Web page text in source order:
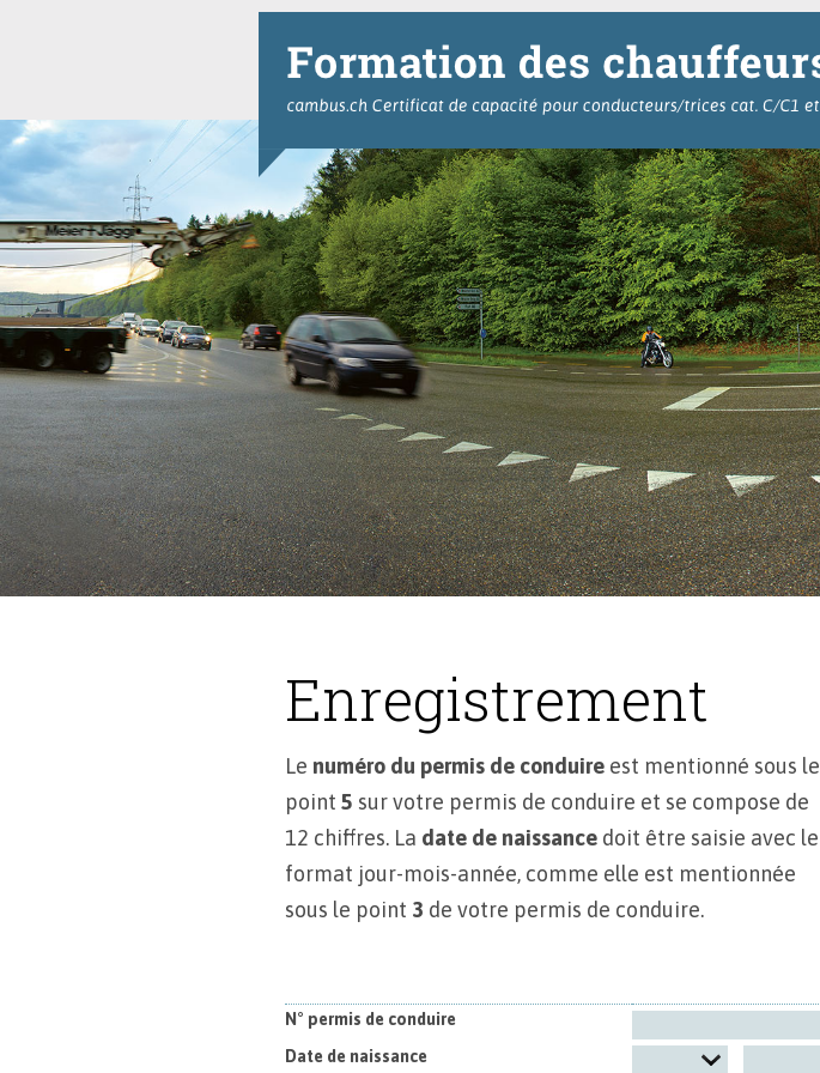
Enregistrement
Le numéro du permis de conduireest mentionné sous le
point 5 sur votre permis de conduire et se compose de
12 chiffres. La date de naissancedoit être saisie avec le
format jour-mois-année, comme elle est mentionnée
sous le point 3 de votre permis de conduire.
N° permis de conduire
Date de naissance